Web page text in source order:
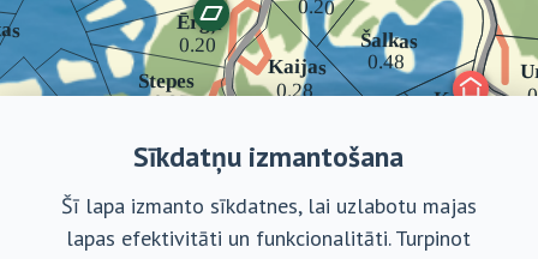
Sīkdatņu izmantošana
Šī lapa izmanto sīkdatnes, lai uzlabotu majas
lapas efektivitāti un funkcionalitāti. Turpinot